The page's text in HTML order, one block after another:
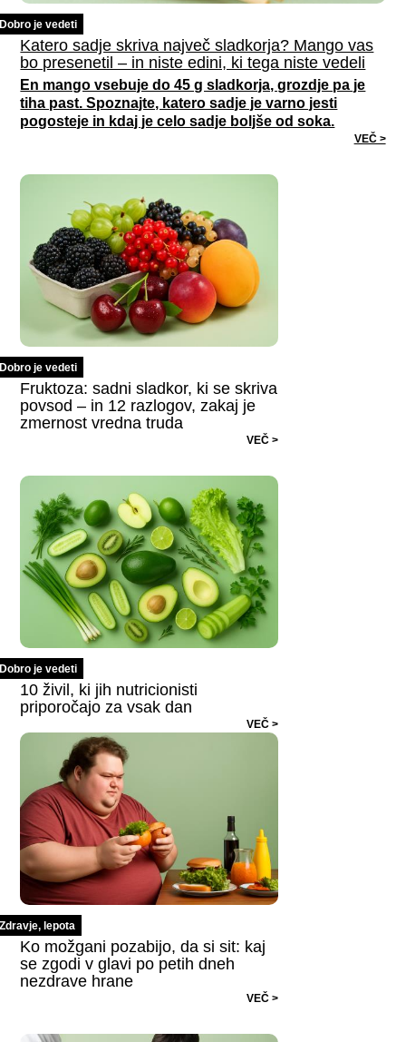
Dobro je vedeti
Katero sadje skriva največ sladkorja? Mango vas
bo presenetil – in niste edini, ki tega niste vedeli
En mango vsebuje do 45 g sladkorja, grozdje pa je
tiha past. Spoznajte, katero sadje je varno jesti
pogosteje in kdaj je celo sadje boljše od soka.
VEČ >
Dobro je vedeti
Fruktoza: sadni sladkor, ki se skriva
povsod – in 12 razlogov, zakaj je
zmernost vredna truda
VEČ >
Dobro je vedeti
10 živil, ki jih nutricionisti
priporočajo za vsak dan
VEČ >
Zdravje, lepota
Ko možgani pozabijo, da si sit: kaj
se zgodi v glavi po petih dneh
nezdrave hrane
VEČ >